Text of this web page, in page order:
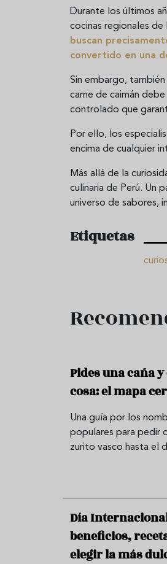
Durante los últimos
cocinas regionales de
buscan
convertido en una
Sin embargo,
carne de caimán
controlado que
Por ello, los
encima de cualquier
Más allá de la
culinaria de Perú. Un
universo de sabores,
Etiquetas
Pides una caña
cosa: el mapa
Una guía por los
populares para pedir
zurito vasco hasta el
Día
beneficios,
elegir la más